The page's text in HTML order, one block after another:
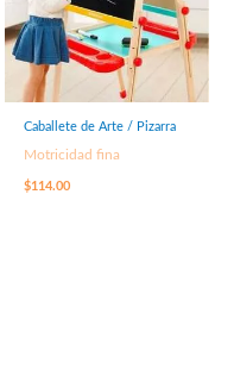
Caballete de Arte / Pizarra
Motricidad fina
$114.00